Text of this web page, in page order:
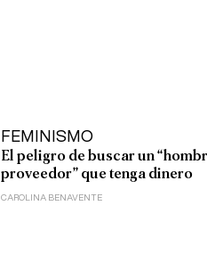
FEMINISMO
El peligro de buscar un
proveedor” que tenga dinero
CAROLINA BENAVENTE